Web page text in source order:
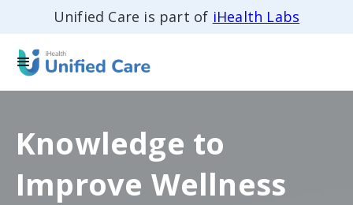
Unified Care is part of iHealth Labs
Knowledge to
Improve Wellness